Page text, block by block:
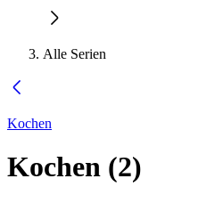
Alle Serien
Kochen
Kochen (2)